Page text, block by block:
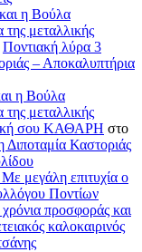
η Βούλα
μεταλλικής
Ποντιακή λύρα 3
– Αποκαλυπτήρια
η Βούλα
μεταλλικής
σου ΚΑΘΑΡΗ στο
Καστοριάς
μεγάλη επιτυχία ο
Ποντίων
προσφοράς και
καλοκαιρινός